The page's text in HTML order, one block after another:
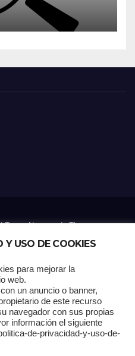
|Tema: Newsup deThemeansar
Documental Gracias !
Pagina Principal Pago
Y USO DE COOKIES
para mejorar la
web.
un anuncio o banner,
de este recurso
navegador con sus propias
información el siguiente
de-privacidad-y-uso-de-